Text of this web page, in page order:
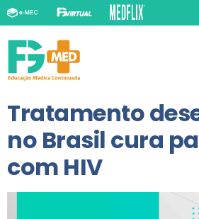
Tratamento
no Brasil cura
com HIV